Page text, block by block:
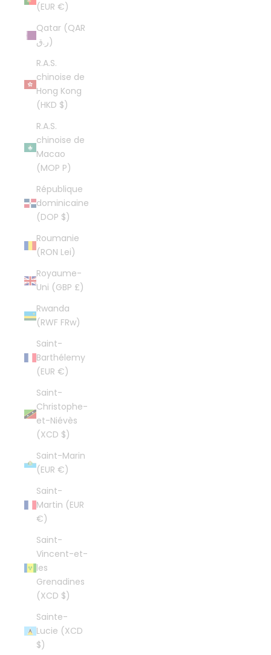
(EUR €)
Qatar (QAR
ر.ق)
R.A.S.
chinoise de
Hong Kong
(HKD $)
R.A.S.
chinoise de
Macao
(MOP P)
République
dominicaine
(DOP $)
Roumanie
(RON Lei)
Royaume-
Uni (GBP £)
Rwanda
(RWF FRw)
Saint-
Barthélemy
(EUR €)
Saint-
Christophe-
et-Niévès
(XCD $)
Saint-Marin
(EUR €)
Saint-
Martin (EUR
€)
Saint-
Vincent-et-
les
Grenadines
(XCD $)
Sainte-
Lucie (XCD
$)